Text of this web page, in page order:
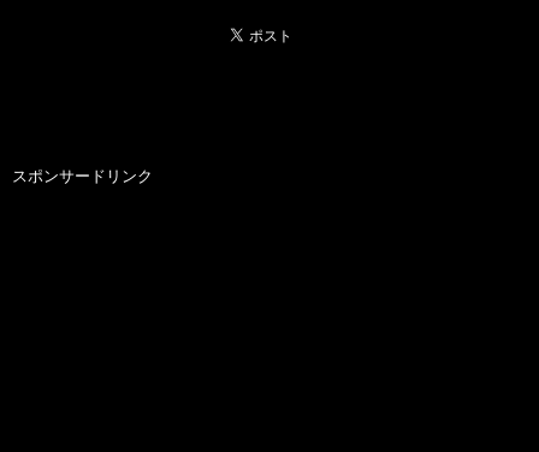
スポンサードリンク